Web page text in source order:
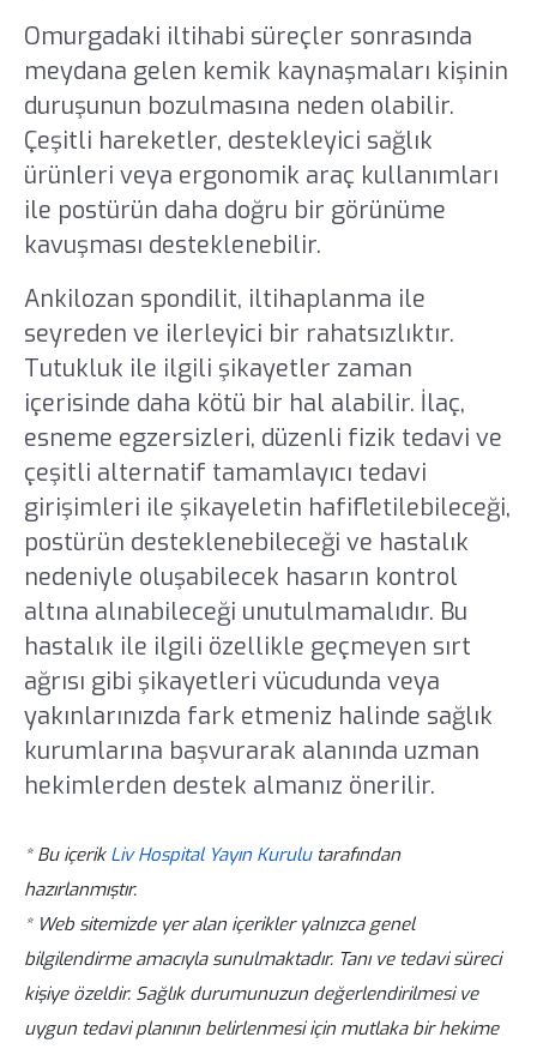
Omurgadaki iltihabi süreçler sonrasında
meydana gelen kemik kaynaşmaları kişinin
duruşunun bozulmasına neden olabilir.
Çeşitli hareketler, destekleyici sağlık
ürünleri veya ergonomik araç kullanımları
ile postürün daha doğru bir görünüme
kavuşması desteklenebilir.
Ankilozan spondilit, iltihaplanma ile
seyreden ve ilerleyici bir rahatsızlıktır.
Tutukluk ile ilgili şikayetler zaman
içerisinde daha kötü bir hal alabilir. İlaç,
esneme egzersizleri, düzenli fizik tedavi ve
çeşitli alternatif tamamlayıcı tedavi
girişimleri ile şikayeletin hafifletilebileceği,
postürün desteklenebileceği ve hastalık
nedeniyle oluşabilecek hasarın kontrol
altına alınabileceği unutulmamalıdır. Bu
hastalık ile ilgili özellikle geçmeyen sırt
ağrısı gibi şikayetleri vücudunda veya
yakınlarınızda fark etmeniz halinde sağlık
kurumlarına başvurarak alanında uzman
hekimlerden destek almanız önerilir.
* Bu içerik Liv Hospital Yayın Kurulutarafından
hazırlanmıştır.
* Web sitemizde yer alan içerikler yalnızca genel
bilgilendirme amacıyla sunulmaktadır. Tanı ve tedavi süreci
kişiye özeldir. Sağlık durumunuzun değerlendirilmesi ve
uygun tedavi planının belirlenmesi için mutlaka bir hekime